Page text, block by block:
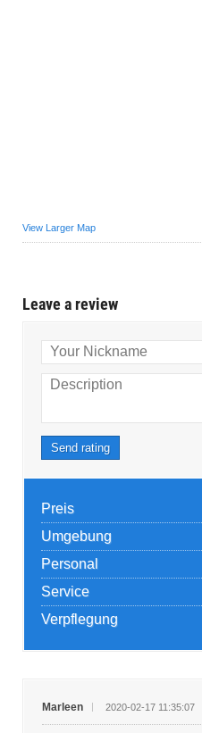
View Larger Map
Leave a review
Your Nickname
Description
Send rating
Preis
Umgebung
Personal
Service
Verpflegung
Marleen 2020-02-17 11:35:07